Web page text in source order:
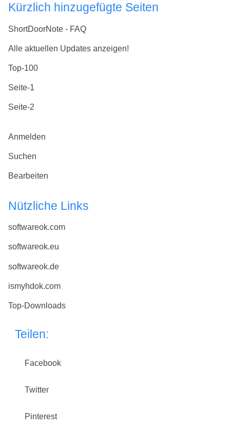
Kürzlich hinzugefügte Seiten
ShortDoorNote - FAQ
Alle aktuellen Updates anzeigen!
Top-100
Seite-1
Seite-2
Anmelden
Suchen
Bearbeiten
Nützliche Links
softwareok.com
softwareok.eu
softwareok.de
ismyhdok.com
Top-Downloads
Teilen:
Facebook
Twitter
Pinterest